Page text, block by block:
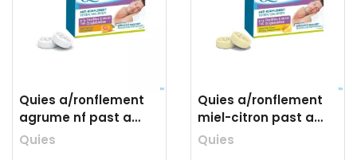
Quies a/ronflement
agrume nf past a
sucer 12
Quies
Quies a/ronflement
miel-citron past a
sucer 12
Quies